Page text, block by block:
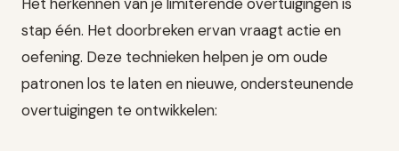
stap één. Het doorbreken ervan vraagt actie en
oefening. Deze technieken helpen je om oude
patronen los te laten en nieuwe, ondersteunende
overtuigingen te ontwikkelen: